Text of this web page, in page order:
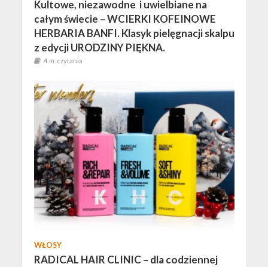
Kultowe, niezawodne i uwielbiane na
całym świecie – WCIERKI KOFEINOWE
HERBARIA BANFI. Klasyk pielęgnacji skalpu
z edycji URODZINY PIĘKNA.
4 m. czytania
WŁOSY
RADICAL HAIR CLINIC – dla codziennej